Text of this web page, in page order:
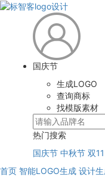
国庆节
生成LOGO
查询商标
找模版素材
热门搜索
国庆节 中秋节 双11
首页 智能LOGO生成 设计